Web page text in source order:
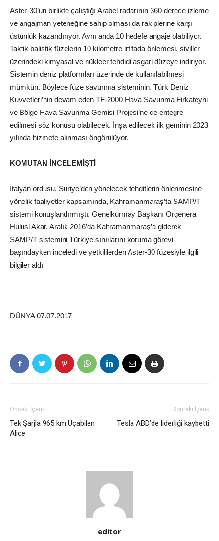
Aster-30’un birlikte çalıştığı Arabel radarının 360 derece izleme
ve angajman yeteneğine sahip olması da rakiplerine karşı
üstünlük kazandırıyor. Aynı anda 10 hedefe angaje olabiliyor.
Taktik balistik füzelerin 10 kilometre irtifada önlemesi, siviller
üzerindeki kimyasal ve nükleer tehdidi asgari düzeye indiriyor.
Sistemin deniz platformları üzerinde de kullanılabilmesi
mümkün. Böylece füze savunma sisteminin, Türk Deniz
Kuvvetleri’nin devam eden TF-2000 Hava Savunma Firkateyni
ve Bölge Hava Savunma Gemisi Projesi’ne de entegre
edilmesi söz konusu olabilecek. İnşa edilecek ilk geminin 2023
yılında hizmete alınması öngörülüyor.
KOMUTAN İNCELEMİŞTİ
İtalyan ordusu, Suriye’den yönelecek tehditlerin önlenmesine
yönelik faaliyetler kapsamında, Kahramanmaraş’ta SAMP/T
sistemi konuşlandırmıştı. Genelkurmay Başkanı Orgeneral
Hulusi Akar, Aralık 2016’da Kahramanmaraş’a giderek
SAMP/T sistemini Türkiye sınırlarını koruma görevi
başındayken inceledi ve yetkililerden Aster-30 füzesiyle ilgili
bilgiler aldı.
DÜNYA 07.07.2017
Önceki İçerik
Tek Şarjla 965 km Uçabilen
Alice
Sonraki İçerik
Tesla ABD’de liderliği kaybetti
editor